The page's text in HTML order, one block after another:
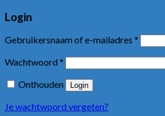
Login
Gebruikersnaam of e-mailadres *
Wachtwoord*
Onthouden
Login
Je wachtwoord vergeten?